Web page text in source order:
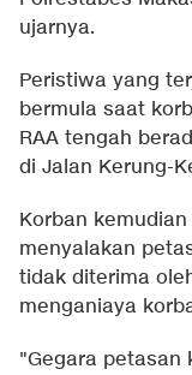
ujarnya.
Peristiwa yang
bermula saat
RAA tengah
di Jalan Kerung-
Korban
menyalakan
tidak diterima
menganiaya
"Gegara petasan